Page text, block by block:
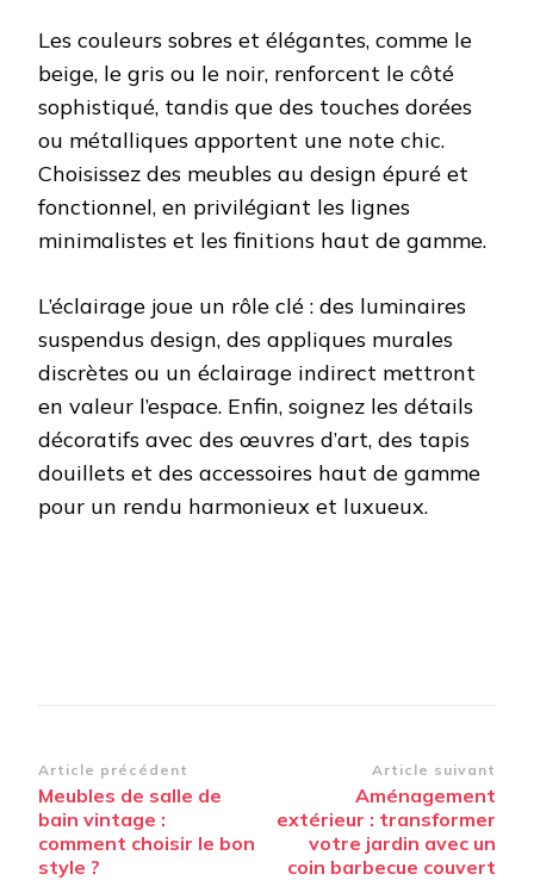
Les couleurs sobres et élégantes, comme le
beige, le gris ou le noir, renforcent le côté
sophistiqué, tandis que des touches dorées
ou métalliques apportent une note chic.
Choisissez des meubles au design épuré et
fonctionnel, en privilégiant les lignes
minimalistes et les finitions haut de gamme.
L’éclairage joue un rôle clé : des luminaires
suspendus design, des appliques murales
discrètes ou un éclairage indirect mettront
en valeur l’espace. Enfin, soignez les détails
décoratifs avec des œuvres d’art, des tapis
douillets et des accessoires haut de gamme
pour un rendu harmonieux et luxueux.
Navigation
d’article
Article précédent
Meubles de salle de
bain vintage :
comment choisir le bon
style ?
Article suivant
Aménagement
extérieur : transformer
votre jardin avec un
coin barbecue couvert